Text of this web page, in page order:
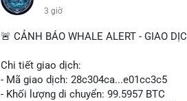
3 giờ
🚨 CẢNH BÁO WHALE ALERT - GIAO
Chi tiết giao dịch:
- Mã giao dịch: 28c304ca...e01cc3c5
- Khối lượng di chuyển: 99.5957 BTC